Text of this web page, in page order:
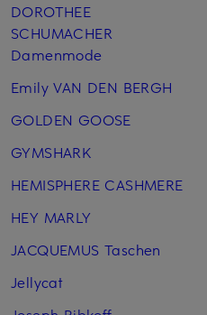
DOROTHEE
SCHUMACHER
Damenmode
Emily VAN DEN BERGH
GOLDEN GOOSE
GYMSHARK
HEMISPHERE CASHMERE
HEY MARLY
JACQUEMUS Taschen
Jellycat